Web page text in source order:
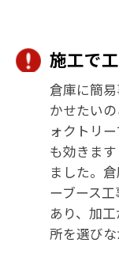
施工で
倉庫に簡
かせたい
ォクトリ
も効きま
ました。
ーブース
あり、加
所を選び